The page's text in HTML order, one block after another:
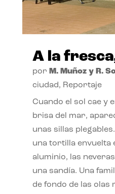
A la
por M. Muñoz y R.
ciudad, Reportaje
Cuando el sol cae y
brisa del mar,
unas sillas
una tortilla envuelta
aluminio, las
una sandía. Una
de fondo de las olas